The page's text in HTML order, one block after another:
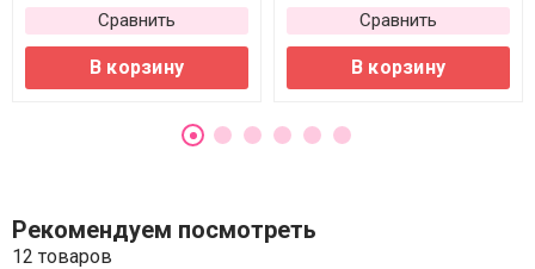
Сравнить
В корзину
Сравнить
В корзину
Рекомендуем посмотреть
12 товаров